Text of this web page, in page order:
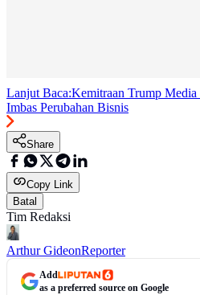
Lanjut Baca:Kemitraan Trump
Imbas Perubahan Bisnis
Share
Copy Link
Batal
Tim Redaksi
Arthur GideonReporter
Add
as a preferred source on Google